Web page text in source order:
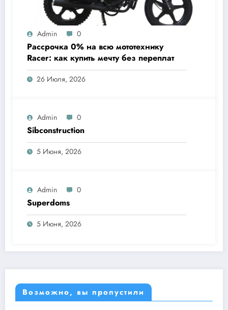
Admin 0
Рассрочка 0% на всю мототехнику
Racer: как купить мечту без переплат
26 Июля, 2026
Admin 0
Sibconstruction
5 Июня, 2026
Admin 0
Superdoms
5 Июня, 2026
Возможно, вы пропустили